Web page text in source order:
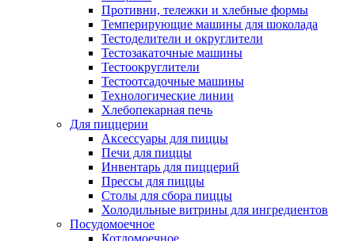
Противни, тележки и хлебные формы
Темперирующие машины для шоколада
Тестоделители и округлители
Тестозакаточные машины
Тестоокруглители
Тестоотсадочные машины
Технологические линии
Хлебопекарная печь
Для пиццерии
Аксессуары для пиццы
Печи для пиццы
Инвентарь для пиццерий
Прессы для пиццы
Столы для сбора пиццы
Холодильные витрины для ингредиентов
Посудомоечное
Котломоечное